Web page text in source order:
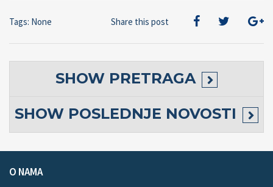
Share this post
Tags: None
SHOW PRETRAGA
SHOW POSLEDNJE NOVOSTI
O NAMA